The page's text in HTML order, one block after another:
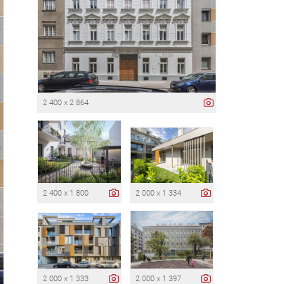
2 400 x 2 864
2 400 x 1 800 2 000 x 1 334
2 000 x 1 333 2 000 x 1 397